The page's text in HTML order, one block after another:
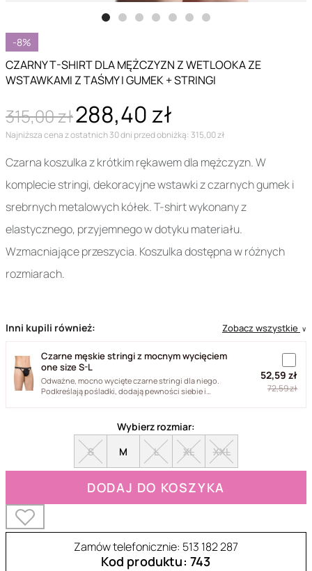
-8%
CZARNY T-SHIRT DLA MĘŻCZYZN Z WETLOOKA ZE
WSTAWKAMI Z TAŚMY I GUMEK + STRINGI
315,00 zł288,40 zł
Najniższa cena z ostatnich 30 dni przed obniżką: 315,00 zł
Czarna koszulka z krótkim rękawem dla mężczyzn. W
komplecie stringi, dekoracyjne wstawki z czarnych gumek i
srebrnych metalowych kółek. T-shirt wykonany z
elastycznego, przyjemnego w dotyku materiału.
Wzmacniające przeszycia. Koszulka dostępna w różnych
rozmiarach.
Inni kupili również: Zobacz wszystkie ∨
Czarne męskie stringi z mocnym wycięciem
one size S-L
Odważne, mocno wycięte czarne stringi dla niego.
Podkreślają pośladki, dodają pewności siebie i
52,59 zł
72,59 zł
Wybierz rozmiar:
S
M L XL XXL
DODAJ DO KOSZYKA
Zamów telefonicznie: 513 182 287
Kod produktu: 743